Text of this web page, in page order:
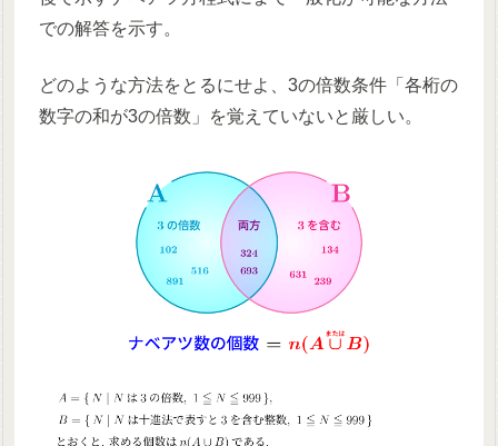
での解答を示す。
どのような方法をとるにせよ、3の倍数条件「各桁の
数字の和が3の倍数」を覚えていないと厳しい。